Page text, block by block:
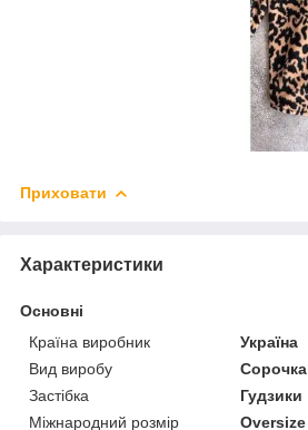
Приховати
Характеристики
Основні
Країна виробник
Україна
Вид виробу
Сорочка
Застібка
Гудзики
Міжнародний розмір
Oversize